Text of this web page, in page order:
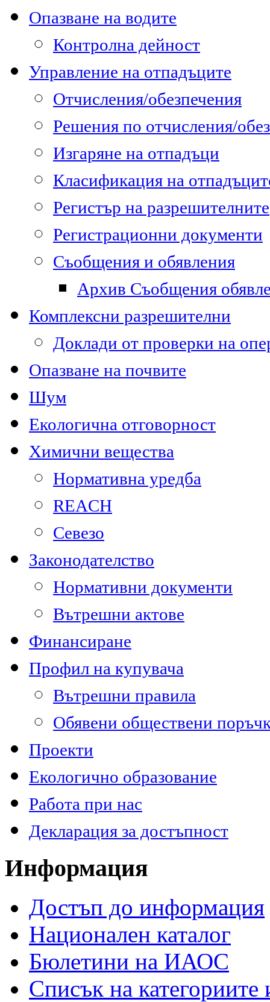
Опазване на водите
Контролна дейност
Управление на отпадъците
Отчисления/обезпечения
Решения по отчисления/
Изгаряне на отпадъци
Класификация на
Регистър на разрешителните
Регистрационни документи
Съобщения и обявления
Архив Съобщения
Комплексни разрешителни
Доклади от проверки на
Опазване на почвите
Шум
Екологична отговорност
Химични вещества
Нормативна уредба
REACH
Севезо
Законодателство
Нормативни документи
Вътрешни актове
Финансиране
Профил на купувача
Вътрешни правила
Обявени обществени
Проекти
Екологично образование
Работа при нас
Декларация за достъпност
Информация
Достъп до информация
Национален каталог
Бюлетини на ИАОС
Списък на